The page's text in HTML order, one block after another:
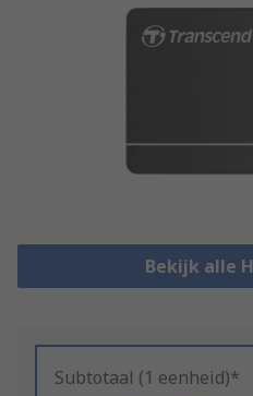
Bekijk alle
Subtotaal (1 eenheid)*